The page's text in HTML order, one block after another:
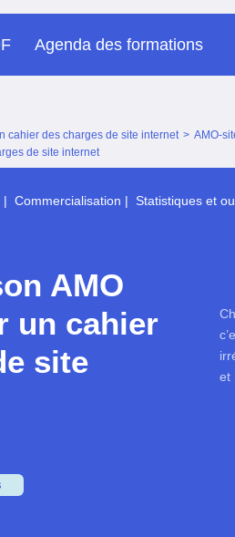
Agenda des formations
cahier des charges de site internet > AMO-
de site internet
| Commercialisation | Statistiques et
AMO
un cahier
site
et